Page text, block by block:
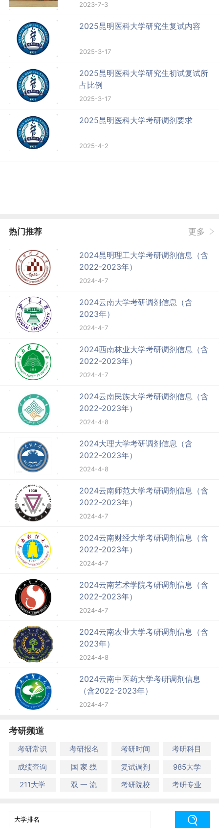
2023-7-3
2025昆明医科大学研究生复试内容
2025-3-17
2025昆明医科大学研究生初试复试所
占比例
2025-3-17
2025昆明医科大学考研调剂要求
2025-4-2
热门推荐 更多
2024昆明理工大学考研调剂信息（含
2022-2023年）
2024-4-7
2024云南大学考研调剂信息（含
2023年）
2024-4-7
2024西南林业大学考研调剂信息（含
2022-2023年）
2024-4-7
2024云南民族大学考研调剂信息（含
2022-2023年）
2024-4-8
2024大理大学考研调剂信息（含
2022-2023年）
2024-4-8
2024云南师范大学考研调剂信息（含
2022-2023年）
2024-4-7
2024云南财经大学考研调剂信息（含
2022-2023年）
2024-4-7
2024云南艺术学院考研调剂信息（含
2022-2023年）
2024-4-7
2024云南农业大学考研调剂信息（含
2023年）
2024-4-8
2024云南中医药大学考研调剂信息
（含2022-2023年）
2024-4-7
考研频道
考研常识 考研报名 考研时间
考研科目
成绩查询
国 家 线 复试调剂
985大学
211大学
双 一 流 考研院校 考研专业